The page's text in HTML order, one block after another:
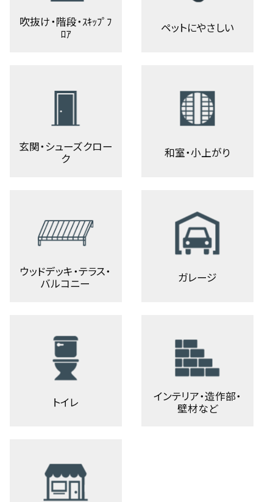
吹抜け・階段・ｽｷｯﾌﾟﾌ
ﾛｱ
ペットにやさしい
玄関・シューズクロー
ク
和室・小上がり
ウッドデッキ・テラス・
バルコニー
ガレージ
トイレ
インテリア・造作部・
壁材など